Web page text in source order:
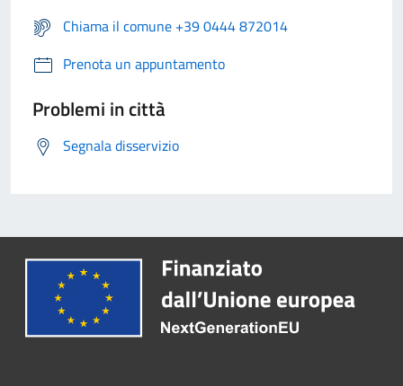
Chiama il comune +39 0444 872014
Prenota un appuntamento
Problemi in città
Segnala disservizio